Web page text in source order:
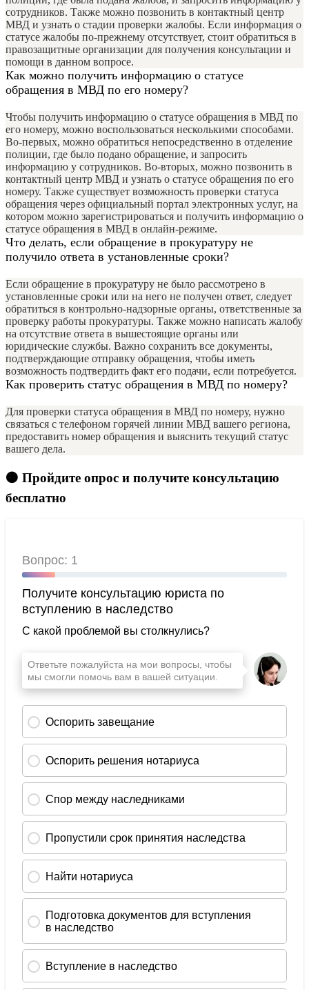
сотрудников. Также можно позвонить в контактный центр
МВД и узнать о стадии проверки жалобы. Если информация о
статусе жалобы по-прежнему отсутствует, стоит обратиться в
правозащитные организации для получения консультации и
помощи в данном вопросе.
Как можно получить информацию о статусе
обращения в МВД по его номеру?
Чтобы получить информацию о статусе обращения в МВД по
его номеру, можно воспользоваться несколькими способами.
Во-первых, можно обратиться непосредственно в отделение
полиции, где было подано обращение, и запросить
информацию у сотрудников. Во-вторых, можно позвонить в
контактный центр МВД и узнать о статусе обращения по его
номеру. Также существует возможность проверки статуса
обращения через официальный портал электронных услуг, на
котором можно зарегистрироваться и получить информацию о
статусе обращения в МВД в онлайн-режиме.
Что делать, если обращение в прокуратуру не
получило ответа в установленные сроки?
Если обращение в прокуратуру не было рассмотрено в
установленные сроки или на него не получен ответ, следует
обратиться в контрольно-надзорные органы, ответственные за
проверку работы прокуратуры. Также можно написать жалобу
на отсутствие ответа в вышестоящие органы или
юридические службы. Важно сохранить все документы,
подтверждающие отправку обращения, чтобы иметь
возможность подтвердить факт его подачи, если потребуется.
Как проверить статус обращения в МВД по номеру?
Для проверки статуса обращения в МВД по номеру, нужно
связаться с телефоном горячей линии МВД вашего региона,
предоставить номер обращения и выяснить текущий статус
вашего дела.
🟠 Пройдите опрос и получите консультацию
бесплатно